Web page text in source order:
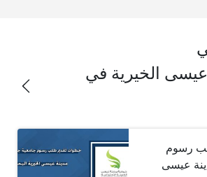
الخيرية في
رسوم
عيسى